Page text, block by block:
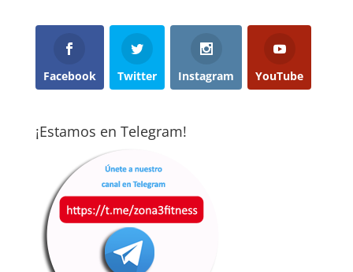
Facebook Twitter Instagram YouTube
¡Estamos en Telegram!